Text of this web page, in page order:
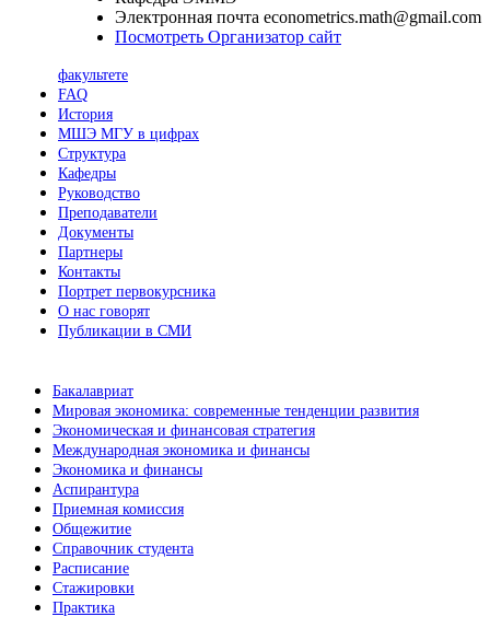
Электронная почта econometrics.math@gmail.com
Посмотреть Организатор сайт
факультете
FAQ
История
МШЭ МГУ в цифрах
Структура
Кафедры
Руководство
Преподаватели
Документы
Партнеры
Контакты
Портрет первокурсника
О нас говорят
Публикации в СМИ
Бакалавриат
Мировая экономика: современные тенденции развития
Экономическая и финансовая стратегия
Международная экономика и финансы
Экономика и финансы
Аспирантура
Приемная комиссия
Общежитие
Справочник студента
Расписание
Стажировки
Практика